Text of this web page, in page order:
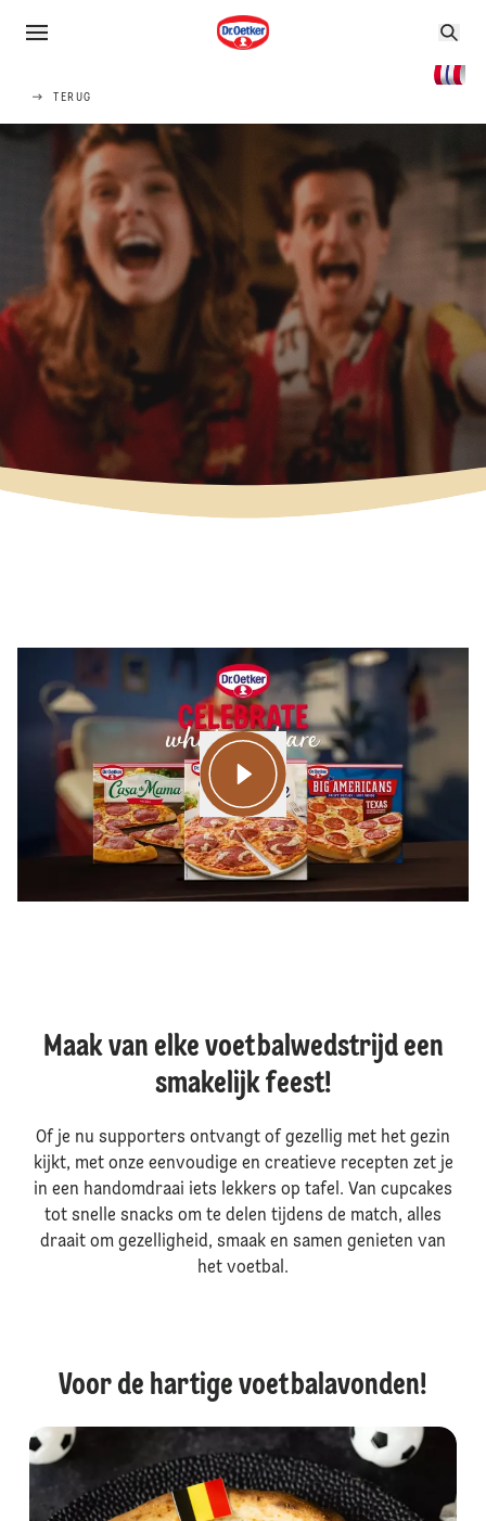
TERUG
Maak van elke voetbalwedstrijd een
smakelijk feest!
Of je nu supporters ontvangt of gezellig met het gezin
kijkt, met onze eenvoudige en creatieve recepten zet je
in een handomdraai iets lekkers op tafel. Van cupcakes
tot snelle snacks om te delen tijdens de match, alles
draait om gezelligheid, smaak en samen genieten van
het voetbal.
Voor de hartige voetbalavonden!